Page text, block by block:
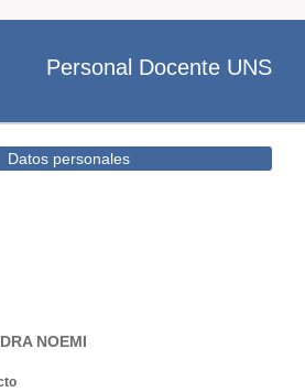
Personal Docente UNS
Datos personales
NOEMI